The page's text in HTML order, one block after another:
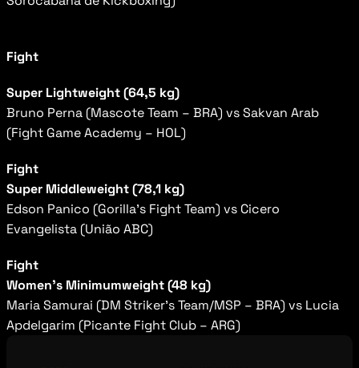
Fight
Super Lightweight (64,5 kg)
Bruno Perna (Mascote Team – BRA) vs Sakvan Arab
(Fight Game Academy – HOL)
Fight
Super Middleweight (78,1 kg)
Edson Panico (Gorilla’s Fight Team) vs Cicero
Evangelista (União ABC)
Fight
Women’s Minimumweight (48 kg)
Maria Samurai (DM Striker’s Team/MSP – BRA) vs Lucia
Apdelgarim (Picante Fight Club – ARG)